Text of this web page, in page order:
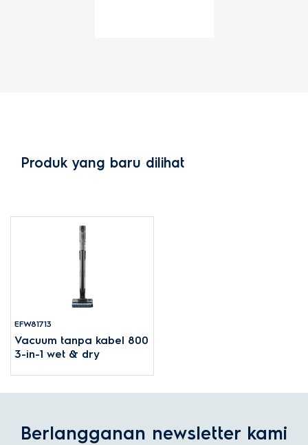
Produk yang baru dilihat
EFW81713
Vacuum tanpa kabel 800
3-in-1 wet & dry
Berlangganan newsletter kami